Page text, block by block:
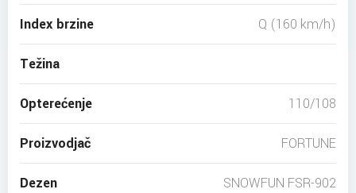
Index brzine Q (160 km/h)
Težina
Opterećenje 110/108
Proizvodjač FORTUNE
Dezen SNOWFUN FSR-902